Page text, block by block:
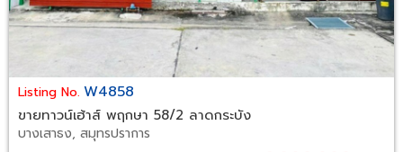
Listing No. W4858
ขายทาวน์เฮ้าส์ พฤกษา 58/2 ลาดกระบัง
บางเสาธง, สมุทรปราการ